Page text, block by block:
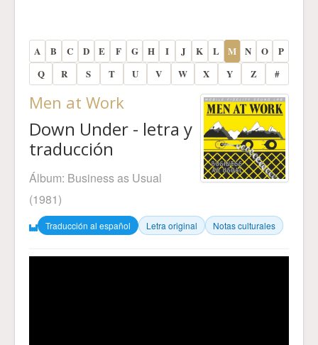
A B C D E F G H I J K L M N O
P
Q
R S T U V W X Y Z #
Men at Work
Down Under - letra y
traducción
Álbum: Business as Usual
(1981)
Traducción al español Letra original Notas culturales